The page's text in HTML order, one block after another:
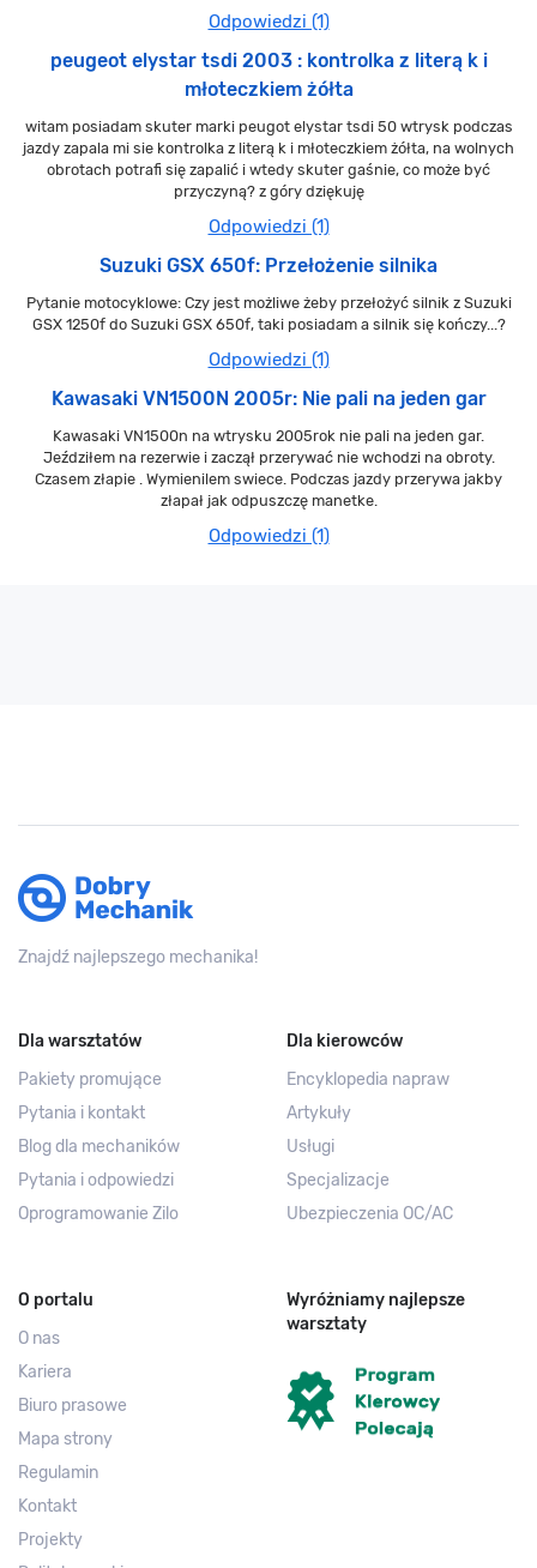
Odpowiedzi (1)
peugeot elystar tsdi 2003 : kontrolka z literą k i
młoteczkiem żółta
witam posiadam skuter marki peugot elystar tsdi 50 wtrysk podczas
jazdy zapala mi sie kontrolka z literą k i młoteczkiem żółta, na wolnych
obrotach potrafi się zapalić i wtedy skuter gaśnie, co może być
przyczyną? z góry dziękuję
Odpowiedzi (1)
Suzuki GSX 650f: Przełożenie silnika
Pytanie motocyklowe: Czy jest możliwe żeby przełożyć silnik z Suzuki
GSX 1250f do Suzuki GSX 650f, taki posiadam a silnik się kończy...?
Odpowiedzi (1)
Kawasaki VN1500N 2005r: Nie pali na jeden gar
Kawasaki VN1500n na wtrysku 2005rok nie pali na jeden gar.
Jeździłem na rezerwie i zaczął przerywać nie wchodzi na obroty.
Czasem złapie . Wymienilem swiece. Podczas jazdy przerywa jakby
złapał jak odpuszczę manetke.
Odpowiedzi (1)
Znajdź najlepszego mechanika!
Dla warsztatów
Pakiety promujące
Pytania i kontakt
Blog dla mechaników
Pytania i odpowiedzi
Oprogramowanie Zilo
Dla kierowców
Encyklopedia napraw
Artykuły
Usługi
Specjalizacje
Ubezpieczenia OC/AC
O portalu
O nas
Kariera
Biuro prasowe
Mapa strony
Regulamin
Kontakt
Projekty
Wyróżniamy najlepsze
warsztaty